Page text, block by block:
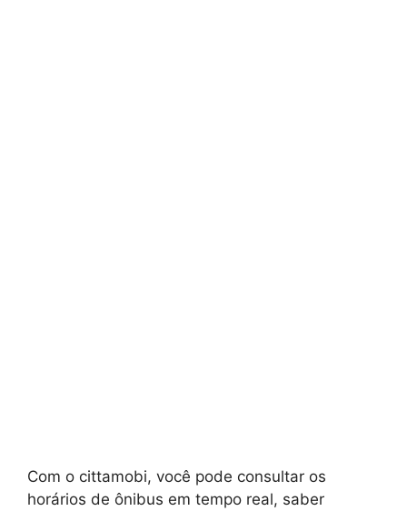
Com o cittamobi, você pode consultar os
horários de ônibus em tempo real, saber